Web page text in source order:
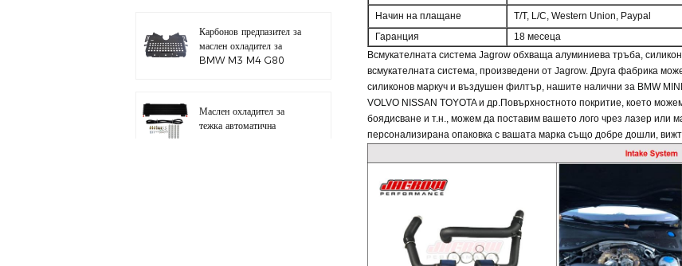
Начин на плащане
T/T, L/C, Western Union, Paypal
Гаранция
18 месеца
Всмукателната система Jagrow обхваща алуминиева тръба,
всмукателната система, произведени от Jagrow. Друга фабрика
силиконов маркуч и въздушен филтър, нашите налични за BMW
VOLVO NISSAN TOYOTA и др.Повърхностното покритие, което
боядисване и т.н., можем да поставим вашето лого чрез лазер или
персонализирана опаковка с вашата марка също добре дошли,
Карбонов предпазител за
маслен охладител за
BMW M3 M4 G80
Маслен охладител за
тежка автоматична